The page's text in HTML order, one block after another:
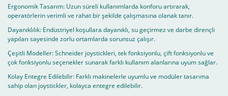
Ergonomik Tasarım: Uzun süreli kullanımlarda konforu artırarak,
operatörlerin verimli ve rahat bir şekilde çalışmasına olanak tanır.
Dayanıklılık: Endüstriyel koşullara dayanıklı, su geçirmez ve darbe dirençli
yapıları sayesinde zorlu ortamlarda sorunsuz çalışır.
Çeşitli Modeller: Schneider joystickleri, tek fonksiyonlu, çift fonksiyonlu ve
çok fonksiyonlu seçenekler sunarak farklı kullanım alanlarına uyum sağlar.
Kolay Entegre Edilebilir: Farklı makinelerle uyumlu ve modüler tasarıma
sahip olan joystickler, kolayca entegre edilebilir.